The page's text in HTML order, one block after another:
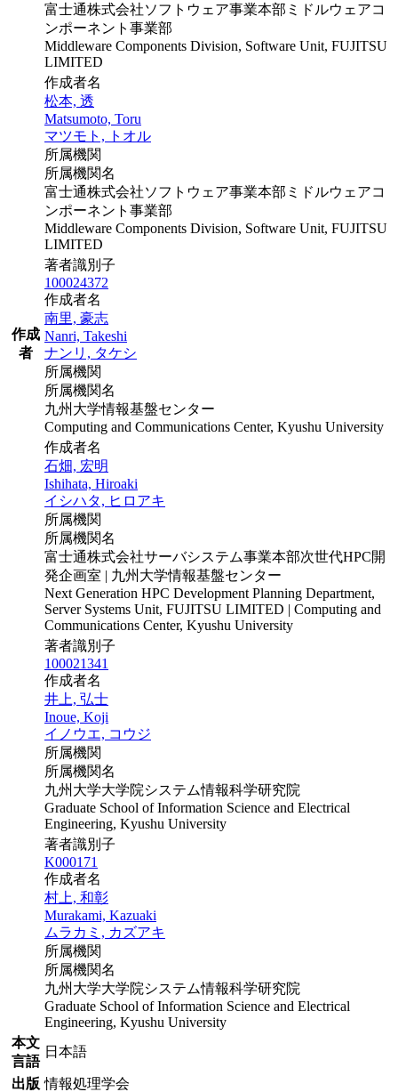
作成
者
富士通株式会社ソフトウェア事業本部ミドルウェアコ
ンポーネント事業部
Middleware Components Division, Software Unit, FUJITSU
LIMITED
作成者名
松本, 透
Matsumoto, Toru
マツモト, トオル
所属機関
所属機関名
富士通株式会社ソフトウェア事業本部ミドルウェアコ
ンポーネント事業部
Middleware Components Division, Software Unit, FUJITSU
LIMITED
著者識別子
100024372
作成者名
南里, 豪志
Nanri, Takeshi
ナンリ, タケシ
所属機関
所属機関名
九州大学情報基盤センター
Computing and Communications Center, Kyushu University
作成者名
石畑, 宏明
Ishihata, Hiroaki
イシハタ, ヒロアキ
所属機関
所属機関名
富士通株式会社サーバシステム事業本部次世代HPC開
発企画室 | 九州大学情報基盤センター
Next Generation HPC Development Planning Department,
Server Systems Unit, FUJITSU LIMITED | Computing and
Communications Center, Kyushu University
著者識別子
100021341
作成者名
井上, 弘士
Inoue, Koji
イノウエ, コウジ
所属機関
所属機関名
九州大学大学院システム情報科学研究院
Graduate School of Information Science and Electrical
Engineering, Kyushu University
著者識別子
K000171
作成者名
村上, 和彰
Murakami, Kazuaki
ムラカミ, カズアキ
所属機関
所属機関名
九州大学大学院システム情報科学研究院
Graduate School of Information Science and Electrical
Engineering, Kyushu University
本文
言語
日本語
出版 情報処理学会